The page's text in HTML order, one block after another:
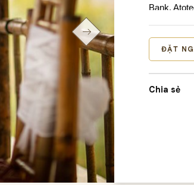
Bank,
gian
ích giải trí,
ĐẶT
Chia sẻ